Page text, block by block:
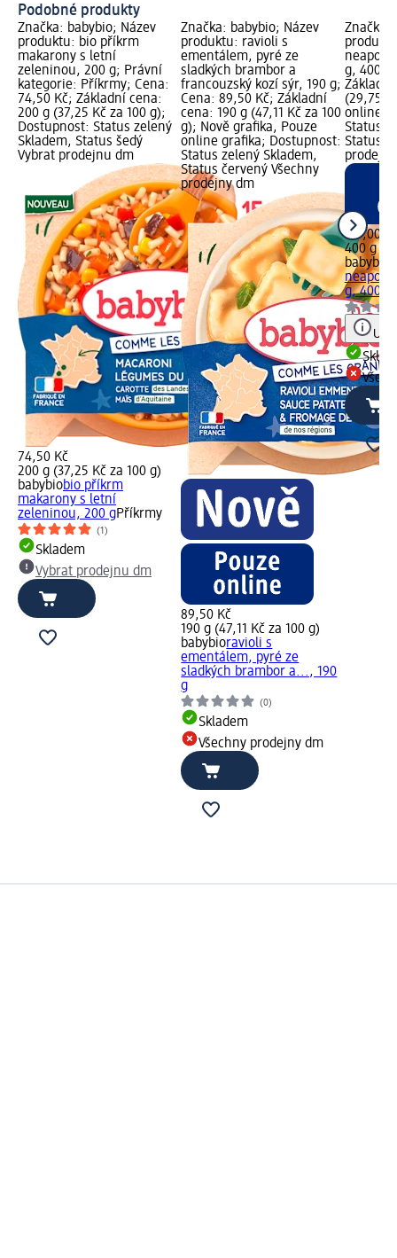
Podobné produkty
Značka: babybio; Název
produktu: bio příkrm
makarony s letní
zeleninou, 200 g; Právní
kategorie: Příkrmy; Cena:
74,50 Kč; Základní cena:
200 g (37,25 Kč za 100 g);
Dostupnost: Status zelený
Skladem, Status šedý
Vybrat prodejnu dm
74,50 Kč
200 g (37,25 Kč za 100 g)
babybiobio příkrm
makarony s letní
zeleninou, 200 gPříkrmy
(1)
Skladem
Vybrat prodejnu dm
Značka: babybio; Název
produktu: ravioli s
ementálem, pyré ze
sladkých brambor a
francouzský kozí sýr, 190 g;
Cena: 89,50 Kč; Základní
cena: 190 g (47,11 Kč za 100
g); Nově grafika, Pouze
online grafika; Dostupnost:
Status zelený Skladem,
Status červený Všechny
prodejny dm
89,50 Kč
190 g (47,11 Kč za 100 g)
babybioravioli s
ementálem, pyré ze
sladkých brambor a..., 190
g
(0)
Skladem
Všechny prodejny dm
Značka:
g, 400
(29,75
online
Status
Status
119,00
400 g
babybio
g, 400 g